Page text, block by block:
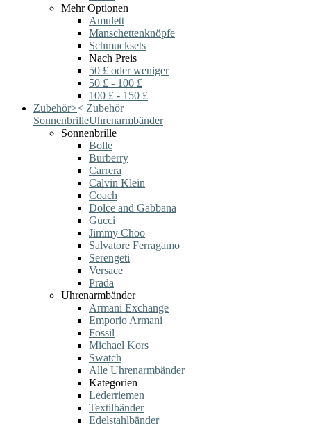
Mehr Optionen
Amulett
Manschettenknöpfe
Schmucksets
Nach Preis
50 £ oder weniger
50 £ - 100 £
100 £ - 150 £
Zubehör>< Zubehör
SonnenbrilleUhrenarmbänder
Sonnenbrille
Bolle
Burberry
Carrera
Calvin Klein
Coach
Dolce and Gabbana
Gucci
Jimmy Choo
Salvatore Ferragamo
Serengeti
Versace
Prada
Uhrenarmbänder
Armani Exchange
Emporio Armani
Fossil
Michael Kors
Swatch
Alle Uhrenarmbänder
Kategorien
Lederriemen
Textilbänder
Edelstahlbänder